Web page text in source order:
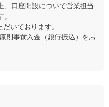
、口座開設について営業担当
いております。
則事前入金（銀行振込）をお